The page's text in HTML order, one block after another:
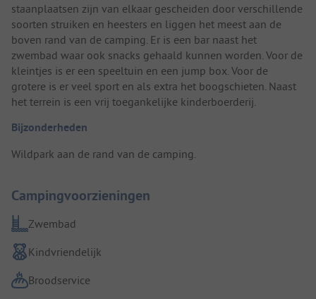
staanplaatsen zijn van elkaar gescheiden door verschillende
soorten struiken en heesters en liggen het meest aan de
boven rand van de camping. Er is een bar naast het
zwembad waar ook snacks gehaald kunnen worden. Voor de
kleintjes is er een speeltuin en een jump box. Voor de
grotere is er veel sport en als extra het boogschieten. Naast
het terrein is een vrij toegankelijke kinderboerderij.
Bijzonderheden
Wildpark aan de rand van de camping.
Campingvoorzieningen
Zwembad
Kindvriendelijk
Broodservice